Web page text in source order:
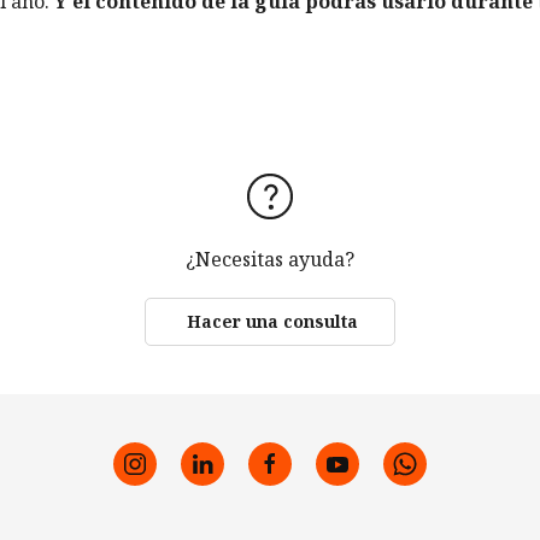
¿Necesitas ayuda?
Hacer una consulta